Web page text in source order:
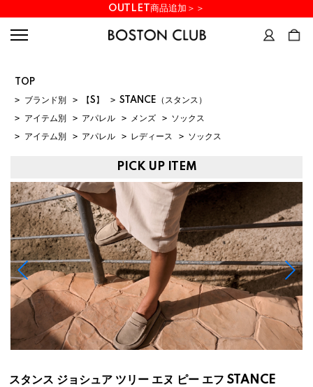
OUTLET商品追加＞＞
TOP
> ブランド別 > 【S】 > STANCE（スタンス）
> アイテム別 > アパレル > メンズ > ソックス
> アイテム別 > アパレル > レディース > ソックス
PICK UP ITEM
スタンス ジョシュア ツリー エヌ ピー エフ STANCE